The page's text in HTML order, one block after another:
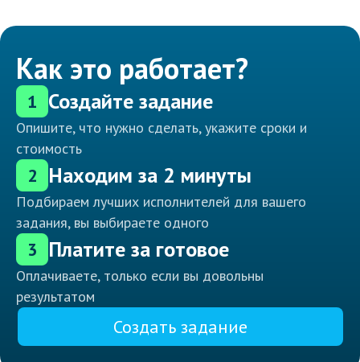
Как это работает?
1 Создайте задание
Опишите, что нужно сделать, укажите сроки и
стоимость
2 Находим за 2 минуты
Подбираем лучших исполнителей для вашего
задания, вы выбираете одного
3 Платите за готовое
Оплачиваете, только если вы довольны
результатом
Создать задание